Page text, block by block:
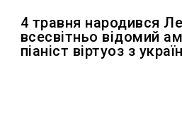
4 травня народився
всесвітньо відомий
піаніст віртуоз з